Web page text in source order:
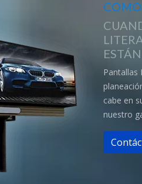
Pantallas
cabe en
nuestro